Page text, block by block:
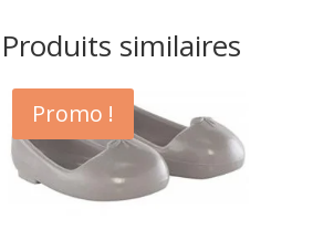
Produits similaires
Promo !